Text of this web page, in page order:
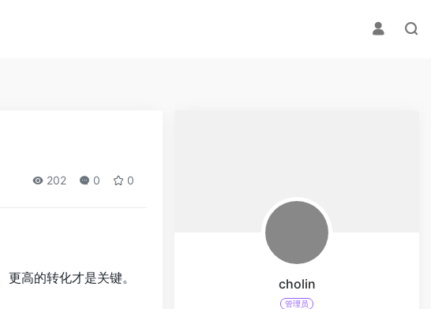
202 0 0
高的转化才是关键。
cholin
管理员